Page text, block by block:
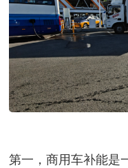
第一，商用车补能是